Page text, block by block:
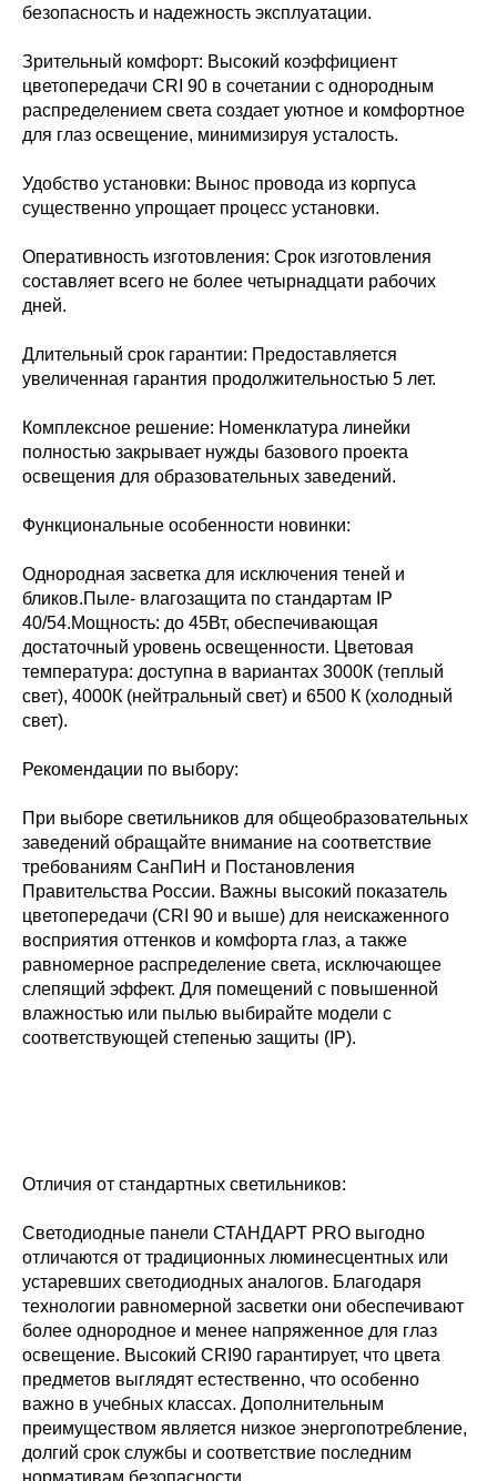
безопасность и надежность эксплуатации.
Зрительный комфорт: Высокий коэффициент
цветопередачи CRI 90 в сочетании с однородным
распределением света создает уютное и комфортное
для глаз освещение, минимизируя усталость.
Удобство установки: Вынос провода из корпуса
существенно упрощает процесс установки.
Оперативность изготовления: Срок изготовления
составляет всего не более четырнадцати рабочих
дней.
Длительный срок гарантии: Предоставляется
увеличенная гарантия продолжительностью 5 лет.
Комплексное решение: Номенклатура линейки
полностью закрывает нужды базового проекта
освещения для образовательных заведений.
Функциональные особенности новинки:
Однородная засветка для исключения теней и
бликов.Пыле- влагозащита по стандартам IP
40/54.Мощность: до 45Вт, обеспечивающая
достаточный уровень освещенности. Цветовая
температура: доступна в вариантах 3000К (теплый
свет), 4000К (нейтральный свет) и 6500 К (холодный
свет).
Рекомендации по выбору:
При выборе светильников для общеобразовательных
заведений обращайте внимание на соответствие
требованиям СанПиН и Постановления
Правительства России. Важны высокий показатель
цветопередачи (CRI 90 и выше) для неискаженного
восприятия оттенков и комфорта глаз, а также
равномерное распределение света, исключающее
слепящий эффект. Для помещений с повышенной
влажностью или пылью выбирайте модели с
соответствующей степенью защиты (IP).
Отличия от стандартных светильников:
Светодиодные панели СТАНДАРТ PRO выгодно
отличаются от традиционных люминесцентных или
устаревших светодиодных аналогов. Благодаря
технологии равномерной засветки они обеспечивают
более однородное и менее напряженное для глаз
освещение. Высокий CRI90 гарантирует, что цвета
предметов выглядят естественно, что особенно
важно в учебных классах. Дополнительным
преимуществом является низкое энергопотребление,
долгий срок службы и соответствие последним